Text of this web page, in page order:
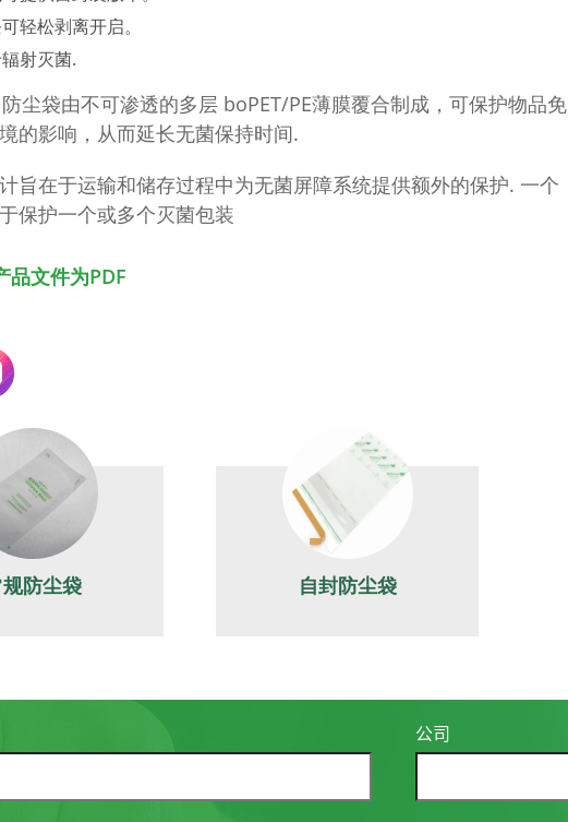
轻松剥离开启。
射灭菌.
尘袋由不可渗透的多层 boPET/PE薄膜覆合制成，可保护物品免
的影响，从而延长无菌保持时间.
旨在于运输和储存过程中为无菌屏障系统提供额外的保护. 一个
保护一个或多个灭菌包装
品文件为PDF
防尘袋 自封防尘袋
公司